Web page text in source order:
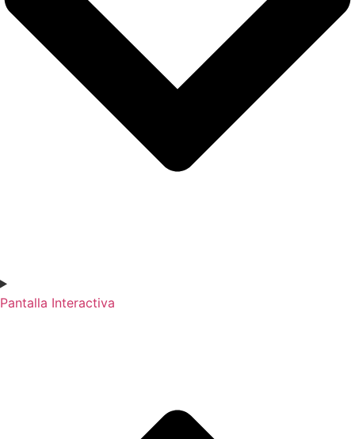
Pantalla Interactiva